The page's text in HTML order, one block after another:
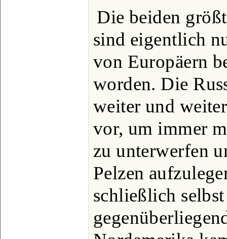
Die beiden
sind eigentlich
von Europäern
worden. Die
weiter und
vor, um immer
zu unterwerfen
Pelzen
schließlich